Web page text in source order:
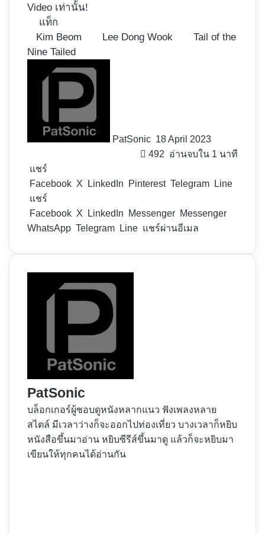
Video เท่านั้น!
แท็ก
Kim Beom
Lee Dong Wook
Tail of the
Nine Tailed
PatSonic 18 April 2023
492 อ่านจบใน 1 นาที
แชร์
Facebook X LinkedIn Pinterest Telegram
Line
แชร์
Facebook X LinkedIn Messenger Messenger
WhatsApp Telegram Line แชร์ผ่านอีเมล
PatSonic
บล็อกเกอร์ผู้ชอบดูหนังหลากแนว ฟังเพลงหลาย
สไตล์ มีเวลาว่างก็จะออกไปท่องเที่ยว บางเวลาก็หยิบ
หนังสือขึ้นมาอ่าน หยิบซีรีส์ขึ้นมาดู แล้วก็จะหยิบมา
เขียนให้ทุกคนได้อ่านกัน